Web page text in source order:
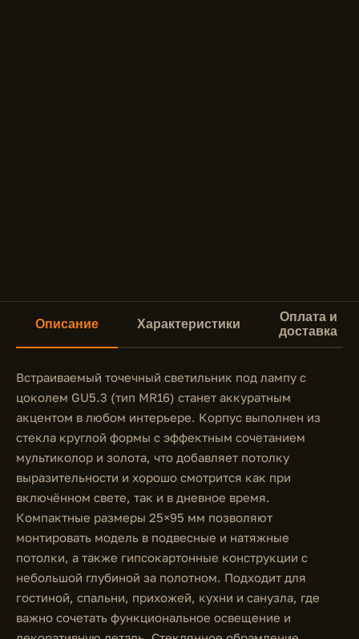
Описание Характеристики
Оплата и
доставка
Встраиваемый точечный светильник под лампу с
цоколем GU5.3 (тип MR16) станет аккуратным
акцентом в любом интерьере. Корпус выполнен из
стекла круглой формы с эффектным сочетанием
мультиколор и золота, что добавляет потолку
выразительности и хорошо смотрится как при
включённом свете, так и в дневное время.
Компактные размеры 25×95 мм позволяют
монтировать модель в подвесные и натяжные
потолки, а также гипсокартонные конструкции с
небольшой глубиной за полотном. Подходит для
гостиной, спальни, прихожей, кухни и санузла, где
важно сочетать функциональное освещение и